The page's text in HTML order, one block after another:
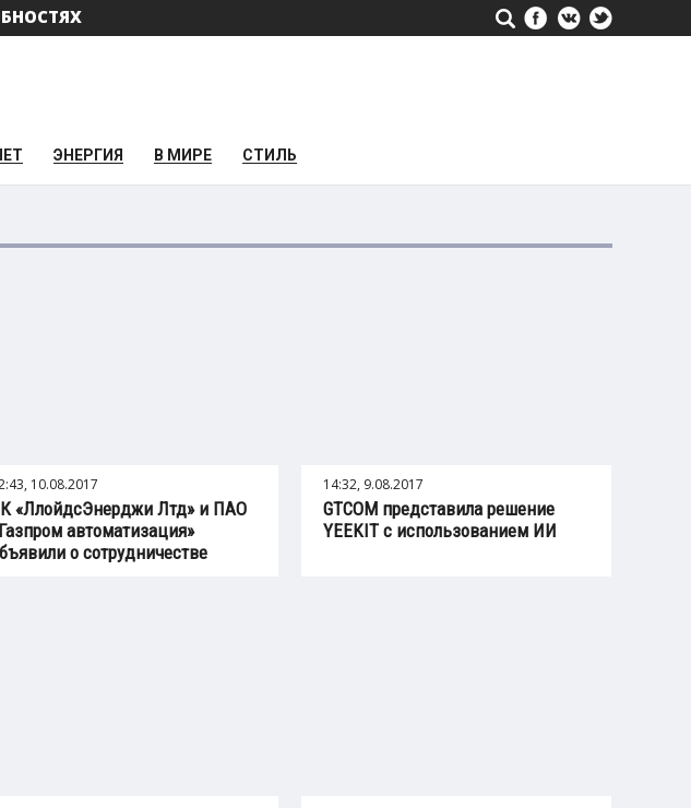
ЭНЕРГИЯ В МИРЕ СТИЛЬ
10.08.2017
«ЛлойдсЭнерджи Лтд» и ПАО
автоматизация»
о сотрудничестве
14:32, 9.08.2017
GTCOM представила решение
YEEKIT с использованием ИИ